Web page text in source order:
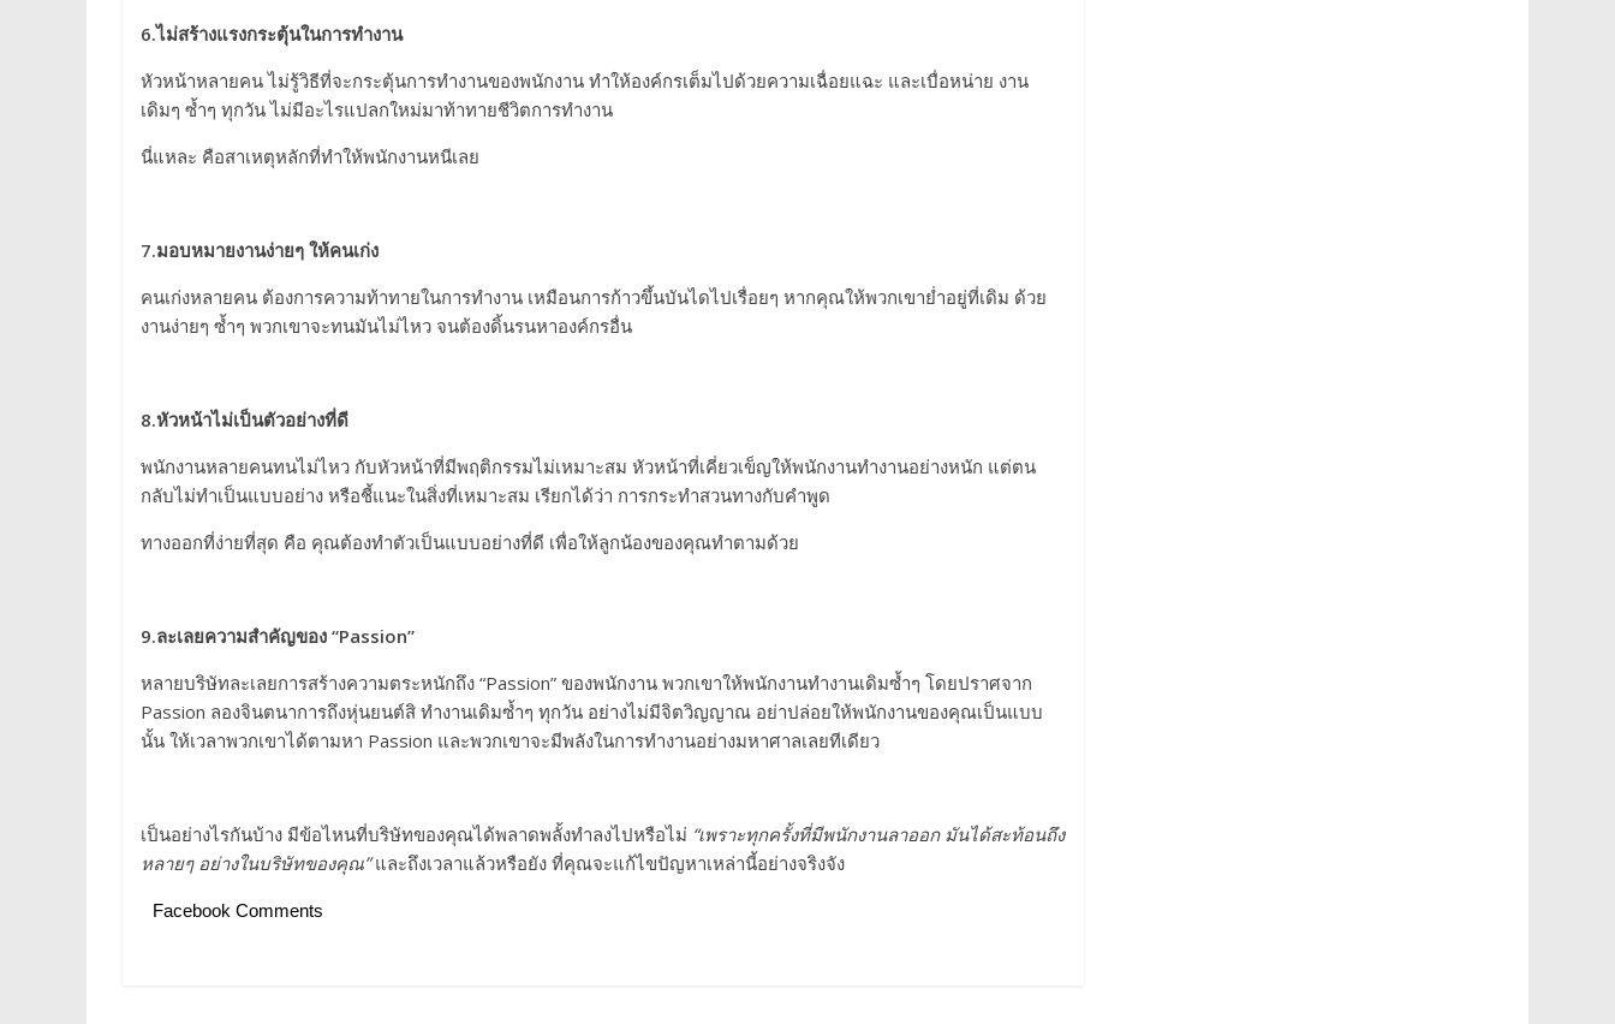
6.ไม่สร้างแรงกระตุ้นในการทำงาน
หัวหน้าหลายคน ไม่รู้วิธีที่จะกระตุ้นการทำงานของพนักงาน ทำให้องค์กรเต็มไปด้วยความเฉื่อยแฉะ และเบื่อหน่าย งาน
เดิมๆ ซ้ำๆ ทุกวัน ไม่มีอะไรแปลกใหม่มาท้าทายชีวิตการทำงาน
นี่แหละ คือสาเหตุหลักที่ทำให้พนักงานหนีเลย
7.มอบหมายงานง่ายๆ ให้คนเก่ง
คนเก่งหลายคน ต้องการความท้าทายในการทำงาน เหมือนการก้าวขึ้นบันไดไปเรื่อยๆ หากคุณให้พวกเขาย่ำอยู่ที่เดิม ด้วย
งานง่ายๆ ซ้ำๆ พวกเขาจะทนมันไม่ไหว จนต้องดิ้นรนหาองค์กรอื่น
8.หัวหน้าไม่เป็นตัวอย่างที่ดี
พนักงานหลายคนทนไม่ไหว กับหัวหน้าที่มีพฤติกรรมไม่เหมาะสม หัวหน้าที่เคี่ยวเข็ญให้พนักงานทำงานอย่างหนัก แต่ตน
กลับไม่ทำเป็นแบบอย่าง หรือชี้แนะในสิ่งที่เหมาะสม เรียกได้ว่า การกระทำสวนทางกับคำพูด
ทางออกที่ง่ายที่สุด คือ คุณต้องทำตัวเป็นแบบอย่างที่ดี เพื่อให้ลูกน้องของคุณทำตามด้วย
9.ละเลยความสำคัญของ “Passion”
หลายบริษัทละเลยการสร้างความตระหนักถึง “Passion” ของพนักงาน พวกเขาให้พนักงานทำงานเดิมซ้ำๆ โดยปราศจาก
Passion ลองจินตนาการถึงหุ่นยนต์สิ ทำงานเดิมซ้ำๆ ทุกวัน อย่างไม่มีจิตวิญญาณ อย่าปล่อยให้พนักงานของคุณเป็นแบบ
นั้น ให้เวลาพวกเขาได้ตามหา Passion และพวกเขาจะมีพลังในการทำงานอย่างมหาศาลเลยทีเดียว
เป็นอย่างไรกันบ้าง มีข้อไหนที่บริษัทของคุณได้พลาดพลั้งทำลงไปหรือไม่ “เพราะทุกครั้งที่มีพนักงานลาออก มันได้สะท้อนถึง
หลายๆ อย่างในบริษัทของคุณ”และถึงเวลาแล้วหรือยัง ที่คุณจะแก้ไขปัญหาเหล่านี้อย่างจริงจัง
Facebook Comments